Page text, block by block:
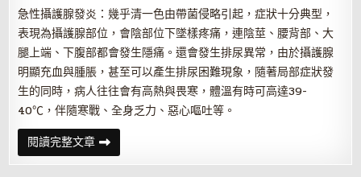
急性攝護腺發炎：幾乎清一色由帶菌侵略引起，症狀十分典型，
表現為攝護腺部位，會陰部位下墜樣疼痛，連陰莖、腰背部、大
腿上端、下腹部都會發生隱痛。還會發生排尿異常，由於攝護腺
明顯充血與腫脹，甚至可以產生排尿困難現象，隨著局部症狀發
生的同時，病人往往會有高熱與畏寒，體溫有時可高達39-
40℃，伴隨寒戰、全身乏力、惡心嘔吐等。
閱讀完整文章黴
菌
攝